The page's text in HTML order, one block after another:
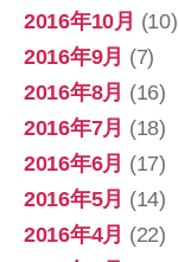
2016年10月 (10)
2016年9月 (7)
2016年8月 (16)
2016年7月 (18)
2016年6月 (17)
2016年5月 (14)
2016年4月 (22)